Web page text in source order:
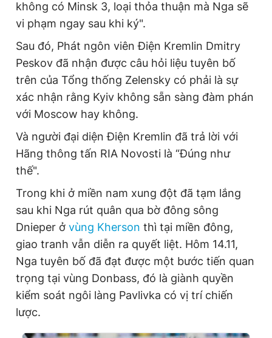
không có Minsk 3, loại thỏa thuận mà Nga sẽ
vi phạm ngay sau khi ký".
Sau đó, Phát ngôn viên Điện Kremlin Dmitry
Peskov đã nhận được câu hỏi liệu tuyên bố
trên của Tổng thống Zelensky có phải là sự
xác nhận rằng Kyiv không sẵn sàng đàm phán
với Moscow hay không.
Và người đại diện Điện Kremlin đã trả lời với
Hãng thông tấn RIA Novosti là “Đúng như
thế".
Trong khi ở miền nam xung đột đã tạm lắng
sau khi Nga rút quân qua bờ đông sông
Dnieper ở vùng Kherson thì tại miền đông,
giao tranh vẫn diễn ra quyết liệt. Hôm 14.11,
Nga tuyên bố đã đạt được một bước tiến quan
trọng tại vùng Donbass, đó là giành quyền
kiểm soát ngôi làng Pavlivka có vị trí chiến
lược.